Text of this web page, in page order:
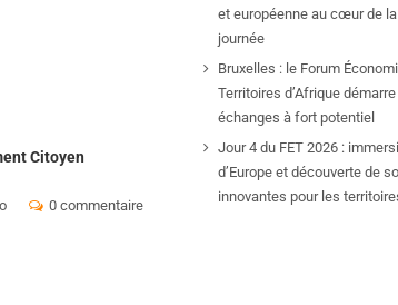
Citoyen
0 commentaire
et européenne au cœur de
journée
Bruxelles : le Forum
Territoires d’Afrique
échanges à fort potentiel
Jour 4 du FET 2026 :
d’Europe et découverte de
innovantes pour les